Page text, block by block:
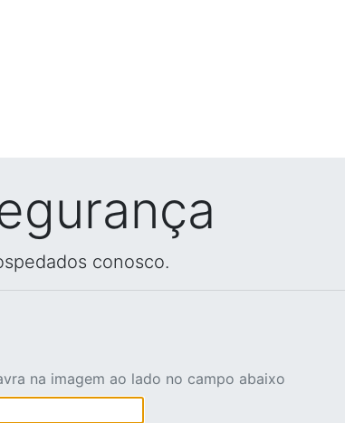
conosco.
na imagem ao lado no campo abaixo